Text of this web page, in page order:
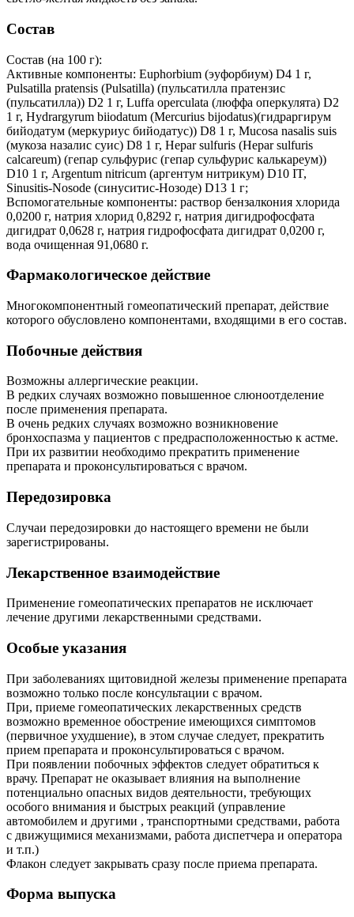
Состав
Состав (на 100 г):
Активные компоненты: Euphorbium (эуфорбиум) D4 1 г,
Pulsatilla pratensis (Pulsatilla) (пульсатилла пратензис
(пульсатилла)) D2 1 г, Luffa operculata (люффа оперкулята) D2
1 г, Hydrargyrum biiodatum (Mercurius bijodatus)(гидраргирум
бийодатум (меркуриус бийодатус)) D8 1 г, Mucosa nasalis suis
(мукоза назалис суис) D8 1 г, Hepar sulfuris (Hepar sulfuris
calcareum) (гепар сульфурис (гепар сульфурис калькареум))
D10 1 г, Argentum nitricum (аргентум нитрикум) D10 IT,
Sinusitis-Nosode (синуситис-Нозоде) D13 1 г;
Вспомогательные компоненты: раствор бензалкония хлорида
0,0200 г, натрия хлорид 0,8292 г, натрия дигидрофосфата
дигидрат 0,0628 г, натрия гидрофосфата дигидрат 0,0200 г,
вода очищенная 91,0680 г.
Фармакологическое действие
Многокомпонентный гомеопатический препарат, действие
которого обусловлено компонентами, входящими в его состав.
Побочные действия
Возможны аллергические реакции.
В редких случаях возможно повышенное слюноотделение
после применения препарата.
В очень редких случаях возможно возникновение
бронхоспазма у пациентов с предрасположенностью к астме.
При их развитии необходимо прекратить применение
препарата и проконсультироваться с врачом.
Передозировка
Случаи передозировки до настоящего времени не были
зарегистрированы.
Лекарственное взаимодействие
Применение гомеопатических препаратов не исключает
лечение другими лекарственными средствами.
Особые указания
При заболеваниях щитовидной железы применение препарата
возможно только после консультации с врачом.
При, приеме гомеопатических лекарственных средств
возможно временное обострение имеющихся симптомов
(первичное ухудшение), в этом случае следует, прекратить
прием препарата и проконсультироваться с врачом.
При появлении побочных эффектов следует обратиться к
врачу. Препарат не оказывает влияния на выполнение
потенциально опасных видов деятельности, требующих
особого внимания и быстрых реакций (управление
автомобилем и другими , транспортными средствами, работа
с движущимися механизмами, работа диспетчера и оператора
и т.п.)
Флакон следует закрывать сразу после приема препарата.
Форма выпуска